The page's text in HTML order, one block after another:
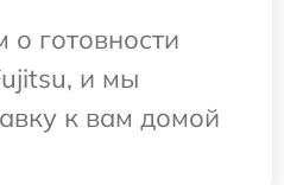
готовности
и мы
к вам домой